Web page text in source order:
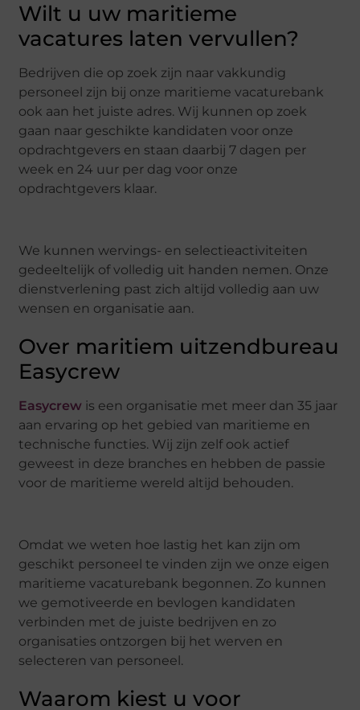
Wilt u uw maritieme
vacatures laten vervullen?
Bedrijven die op zoek zijn naar vakkundig
personeel zijn bij onze maritieme vacaturebank
ook aan het juiste adres. Wij kunnen op zoek
gaan naar geschikte kandidaten voor onze
opdrachtgevers en staan daarbij 7 dagen per
week en 24 uur per dag voor onze
opdrachtgevers klaar.
We kunnen wervings- en selectieactiviteiten
gedeeltelijk of volledig uit handen nemen. Onze
dienstverlening past zich altijd volledig aan uw
wensen en organisatie aan.
Over maritiem uitzendbureau
Easycrew
Easycrew is een organisatie met meer dan 35 jaar
aan ervaring op het gebied van maritieme en
technische functies. Wij zijn zelf ook actief
geweest in deze branches en hebben de passie
voor de maritieme wereld altijd behouden.
Omdat we weten hoe lastig het kan zijn om
geschikt personeel te vinden zijn we onze eigen
maritieme vacaturebank begonnen. Zo kunnen
we gemotiveerde en bevlogen kandidaten
verbinden met de juiste bedrijven en zo
organisaties ontzorgen bij het werven en
selecteren van personeel.
Waarom kiest u voor